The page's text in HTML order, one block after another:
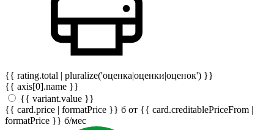
{{ rating.total | pluralize('оценка|оценки|оценок') }}
{{ axis[0].name }}
{{ variant.value }}
{{ card.price | formatPrice }} б от {{ card.creditablePriceFrom |
formatPrice }} б/мес